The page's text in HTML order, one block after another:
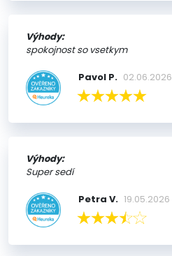
Výhody:
spokojnost so vsetkym
Pavol P. 02.06.2026
Výhody:
Super sedí
Petra V. 19.05.2026